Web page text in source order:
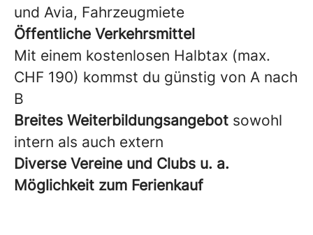
und Avia, Fahrzeugmiete
Öffentliche Verkehrsmittel
Mit einem kostenlosen Halbtax (max.
CHF 190) kommst du günstig von A nach
B
Breites Weiterbildungsangebot sowohl
intern als auch extern
Diverse Vereine und Clubs u. a.
Möglichkeit zum Ferienkauf